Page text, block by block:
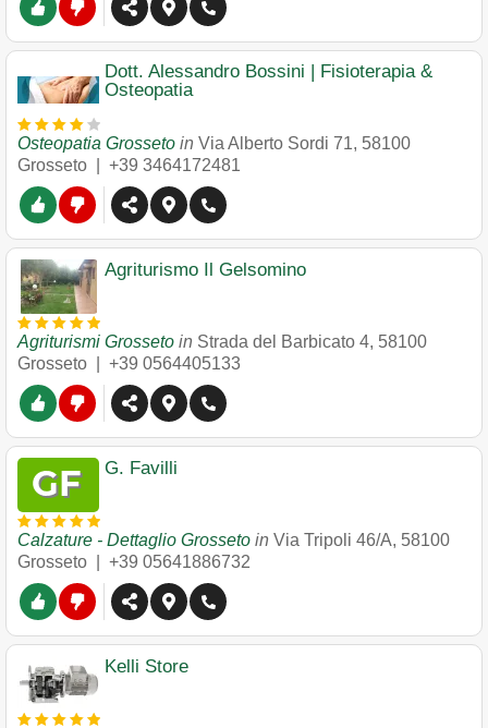
Dott. Alessandro Bossini | Fisioterapia &
Osteopatia
Osteopatia Grosseto in Via Alberto Sordi 71, 58100
Grosseto
+39 3464172481
Agriturismo Il Gelsomino
Agriturismi Grosseto in Strada del Barbicato 4, 58100
Grosseto
+39 0564405133
G. Favilli
Calzature - Dettaglio Grosseto in Via Tripoli 46/A, 58100
Grosseto
+39 05641886732
Kelli Store